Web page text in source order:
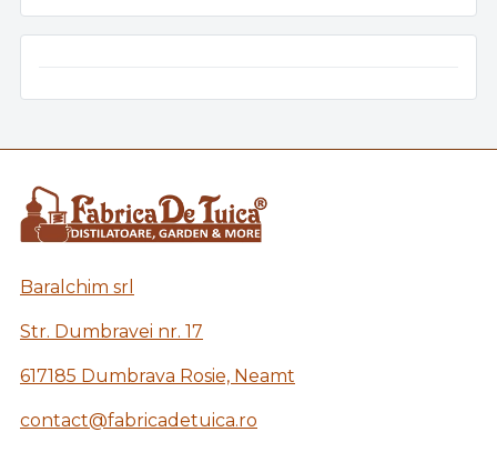
Baralchim srl
Str. Dumbravei nr. 17
617185 Dumbrava Rosie, Neamt
contact@fabricadetuica.ro